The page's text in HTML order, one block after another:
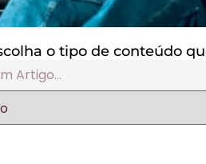
o tipo de conteúdo